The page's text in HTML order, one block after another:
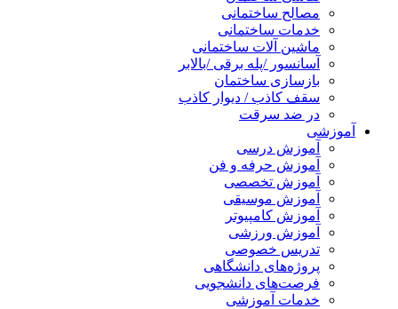
مصالح ساختمانی
خدمات ساختمانی
ماشین آلات ساختمانی
آسانسور /پله برقی /بالابر
بازسازی ساختمان
سقف کاذب / دیوار کاذب
در ضد سرقت
آموزش درسی
آموزش حرفه و فن
آموزش تخصصی
آموزش موسیقی
آموزش کامپیوتر
آموزش ورزشی
تدریس خصوصی
پروژه‌های دانشگاهی
فرصت‌های دانشجویی
خدمات آموزشی